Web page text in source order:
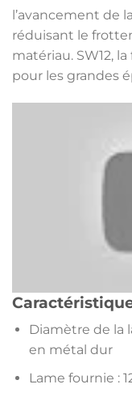
l’avancement de
réduisant le
matériau. SW12,
pour les grandes
Diamètre de la
en métal dur
Lame fournie :